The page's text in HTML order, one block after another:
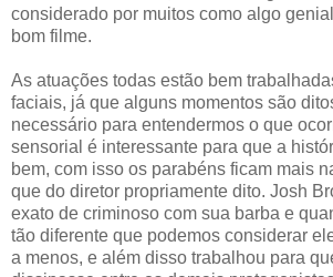
considerado por muitos como algo
bom filme.
As atuações todas estão bem
faciais, já que alguns momentos são
necessário para entendermos o que
sensorial é interessante para que a
bem, com isso os parabéns ficam mais
que do diretor propriamente dito. Josh
exato de criminoso com sua barba e
tão diferente que podemos considerar
a menos, e além disso trabalhou para